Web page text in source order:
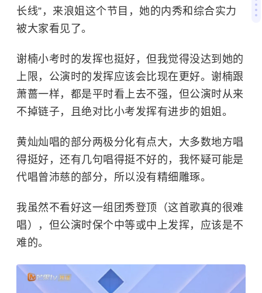
长线”，来浪姐这个节目，她的内秀和综合实力
被大家看见了。
谢楠小考时的发挥也挺好，但我觉得没达到她的
上限，公演时的发挥应该会比现在更好。谢楠跟
萧蔷一样，都是平时看上去不强，但公演时从来
不掉链子，且绝对比小考发挥有进步的姐姐。
黄灿灿唱的部分两极分化有点大，大多数地方唱
得挺好，还有几句唱得挺不好的，我怀疑可能是
代唱曾沛慈的部分，所以没有精细雕琢。
我虽然不看好这一组团秀登顶（这首歌真的很难
唱），但公演时保个中等或中上发挥，应该是不
难的。